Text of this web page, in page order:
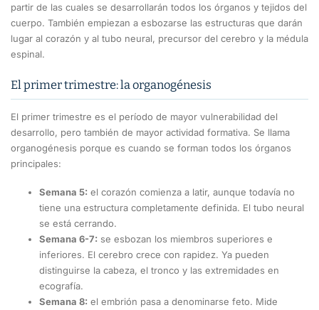
partir de las cuales se desarrollarán todos los órganos y tejidos del
cuerpo. También empiezan a esbozarse las estructuras que darán
lugar al corazón y al tubo neural, precursor del cerebro y la médula
espinal.
El primer trimestre: la organogénesis
El primer trimestre es el período de mayor vulnerabilidad del
desarrollo, pero también de mayor actividad formativa. Se llama
organogénesis porque es cuando se forman todos los órganos
principales:
Semana 5: el corazón comienza a latir, aunque todavía no
tiene una estructura completamente definida. El tubo neural
se está cerrando.
Semana 6-7: se esbozan los miembros superiores e
inferiores. El cerebro crece con rapidez. Ya pueden
distinguirse la cabeza, el tronco y las extremidades en
ecografía.
Semana 8: el embrión pasa a denominarse feto. Mide